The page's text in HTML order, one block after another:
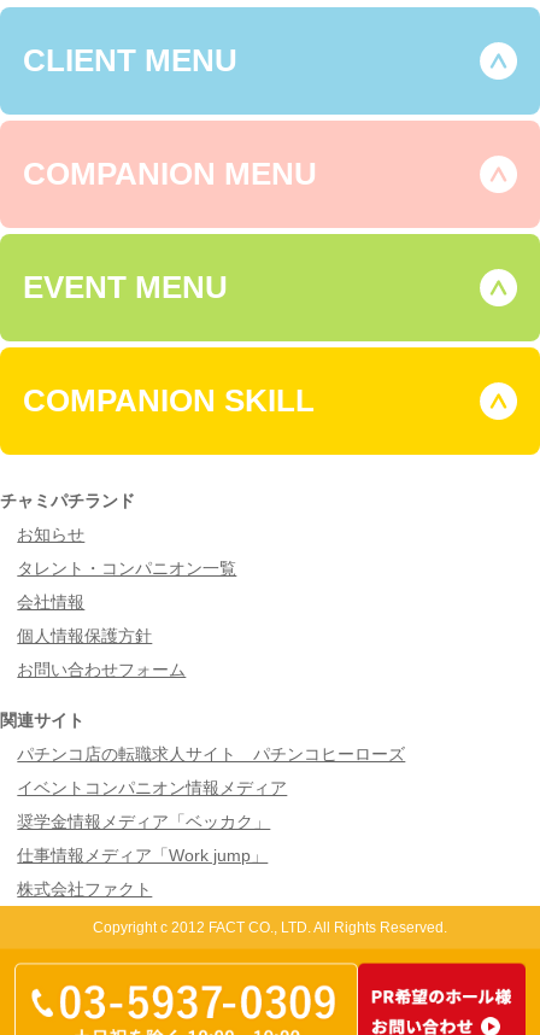
CLIENT MENU
COMPANION MENU
EVENT MENU
COMPANION SKILL
チャミパチランド
お知らせ
タレント・コンパニオン一覧
会社情報
個人情報保護方針
お問い合わせフォーム
関連サイト
パチンコ店の転職求人サイト パチンコヒーローズ
イベントコンパニオン情報メディア
奨学金情報メディア「ベッカク」
仕事情報メディア「Work jump」
株式会社ファクト
Copyright c 2012 FACT CO., LTD. All Rights Reserved.